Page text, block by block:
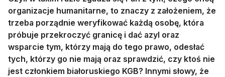
organizacje humanitarne, to znaczy z założeniem, że
trzeba porządnie weryfikować każdą osobę, która
próbuje przekroczyć granicę i dać azyl oraz
wsparcie tym, którzy mają do tego prawo, odesłać
tych, którzy go nie mają oraz sprawdzić, czy ktoś nie
jest członkiem białoruskiego KGB? Innymi słowy, że